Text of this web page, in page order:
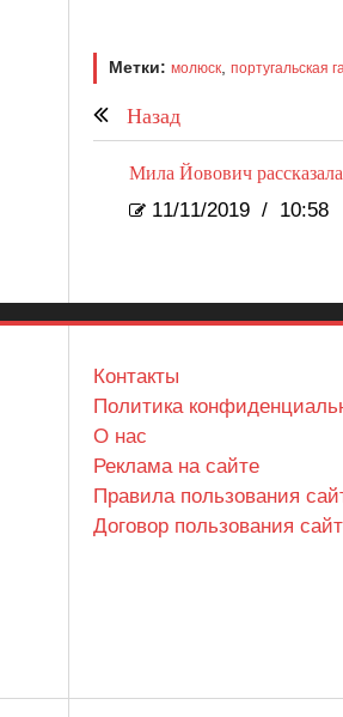
Метки: молюск, португальская
Назад
Мила Йовович
11/11/2019 / 10:58
Контакты
Политика
О нас
Реклама на сайте
Правила пользования
Договор пользования